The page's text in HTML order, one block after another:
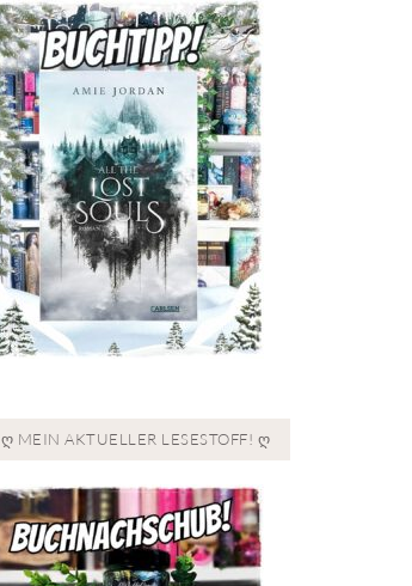
Ღ MEIN AKTUELLER LESESTOFF! Ღ